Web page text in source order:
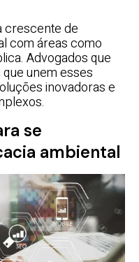
crescente de
com áreas como
Advogados que
unem esses
inovadoras e
se
ambiental